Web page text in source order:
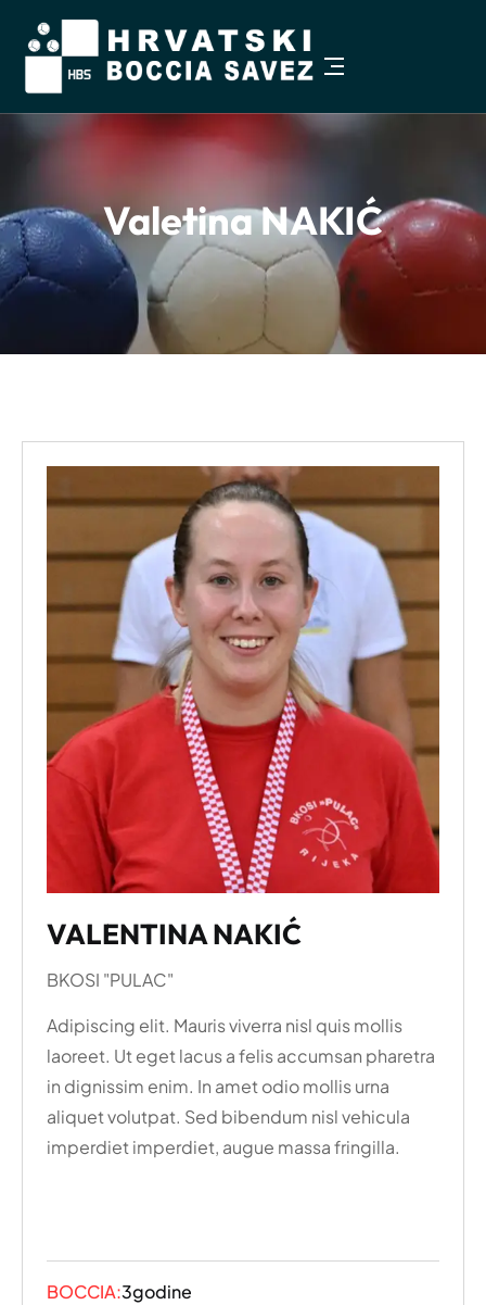
Valetina NAKIĆ
VALENTINA NAKIĆ
BKOSI "PULAC"
Adipiscing elit. Mauris viverra nisl quis mollis
laoreet. Ut eget lacus a felis accumsan pharetra
in dignissim enim. In amet odio mollis urna
aliquet volutpat. Sed bibendum nisl vehicula
imperdiet imperdiet, augue massa fringilla.
BOCCIA:3godine
Pristupačnost
−
Visoki kontrast Sivi tonovi
Istakni poveznice
Alt + 0